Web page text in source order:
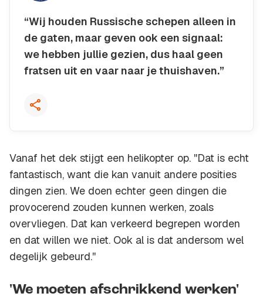
“Wij houden Russische schepen alleen in
de gaten, maar geven ook een signaal:
we hebben jullie gezien, dus haal geen
fratsen uit en vaar naar je thuishaven.”
Kopieer quote
Vanaf het dek stijgt een helikopter op. ''Dat is echt
fantastisch, want die kan vanuit andere posities
dingen zien. We doen echter geen dingen die
provocerend zouden kunnen werken, zoals
overvliegen. Dat kan verkeerd begrepen worden
en dat willen we niet. Ook al is dat andersom wel
degelijk gebeurd.''
'We moeten afschrikkend werken'